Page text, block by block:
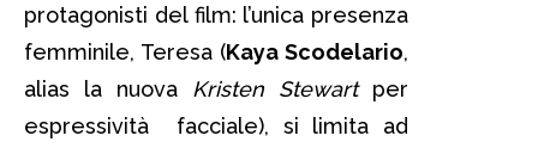
protagonisti del film: l’unica presenza
femminile, Teresa (Kaya Scodelario,
alias la nuova Kristen Stewartper
espressività facciale), si limita ad